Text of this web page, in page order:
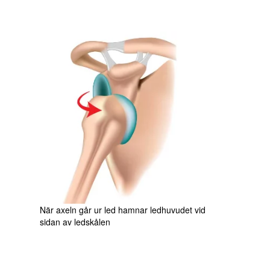
När axeln går ur led hamnar ledhuvudet vid
sidan av ledskålen